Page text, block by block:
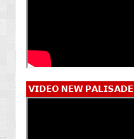
𝗩𝗜𝗗𝗘𝗢 𝗡𝗘𝗪 𝗣𝗔𝗟𝗜𝗦𝗔𝗗𝗘